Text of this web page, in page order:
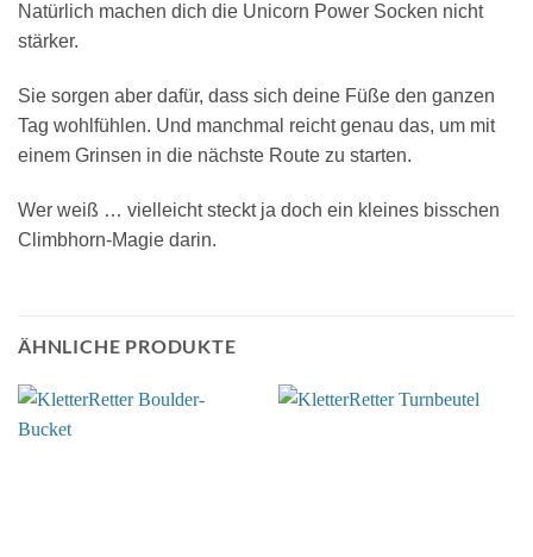
Natürlich machen dich die Unicorn Power Socken nicht
stärker.
Sie sorgen aber dafür, dass sich deine Füße den ganzen
Tag wohlfühlen. Und manchmal reicht genau das, um mit
einem Grinsen in die nächste Route zu starten.
Wer weiß … vielleicht steckt ja doch ein kleines bisschen
Climbhorn-Magie darin.
ÄHNLICHE PRODUKTE